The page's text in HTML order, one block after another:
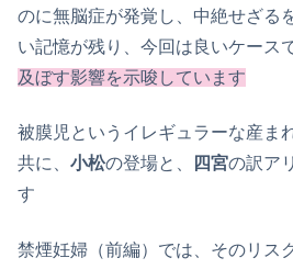
のに無脳症が発覚し、中絶せざる
い記憶が残り、今回は良いケース
及ぼす影響を示唆しています
被膜児というイレギュラーな産ま
共に、 小松の登場と、 四宮の訳ア
す
禁煙妊婦（前編）では、そのリス